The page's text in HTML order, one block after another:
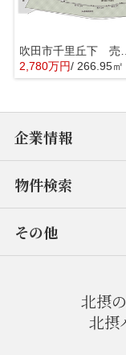
2,780万円/ 266.95㎡
企業情報
物件検索
その他
北摂
北摂